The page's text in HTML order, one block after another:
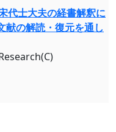
代士大夫の経書解釈に
の解読・復元を通し